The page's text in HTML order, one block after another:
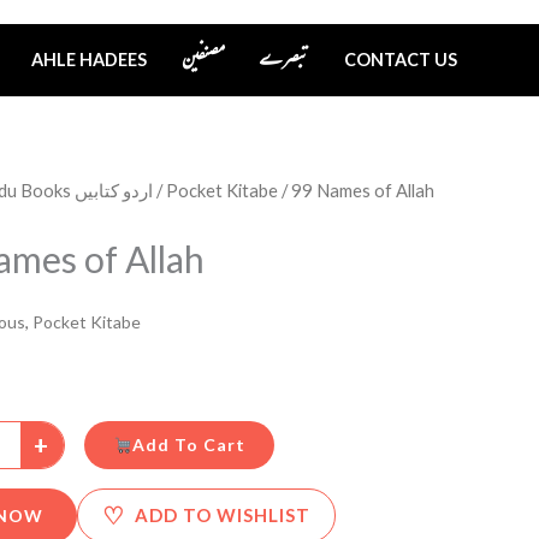
AHLE HADEES مصنفین تبصرے CONTACT US
Urdu Books اردو کتابیں /Pocket Kitabe/ 99 Names of Allah
of Allah
, Pocket Kitabe
+ Add To Cart
♡ ADD TO WISHLIST